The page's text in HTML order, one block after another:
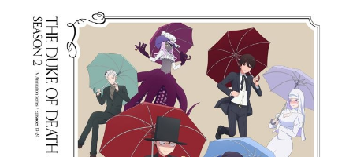
もたらす強大な力を持っていた。使
い魔となったヴェルメイには定期的
に魔力を供給する必要があり、その
方法は濃厚なキスをすること。そん
な2人の関係にやきもきする幼馴染み
のリリア、そして前代未聞の使い魔
に呆然とする生徒たち。最強の使い
魔と契約したアルトは、目標である